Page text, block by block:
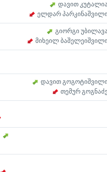
დავით კუტალია
ელდარ პარკინაშვილი
გიორგი უბილავა
მიხეილ ბაშელეიშვილი
დავით გოგოტიშვილი
თემურ გოგნაძე